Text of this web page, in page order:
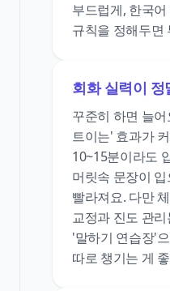
부드럽게, 한국
규칙을 정해두면
회화 실력이 정
꾸준히 하면 늘
트이는' 효과가
10~15분이라도
머릿속 문장이
빨라져요. 다만
교정과 진도 관
'말하기 연습장'
따로 챙기는 게